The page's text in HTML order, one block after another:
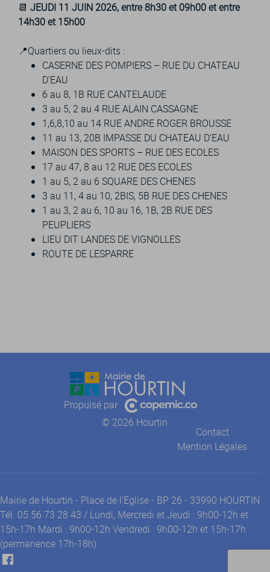
📆 JEUDI 11 JUIN 2026,entre 8h30 et 09h00 et entre
14h30 et 15h00
📍Quartiers ou lieux-dits :
CASERNE DES POMPIERS – RUE DU CHATEAU
D’EAU
6 au 8, 1B RUE CANTELAUDE
3 au 5, 2 au 4 RUE ALAIN CASSAGNE
1,6,8,10 au 14 RUE ANDRE ROGER BROUSSE
11 au 13, 20B IMPASSE DU CHATEAU D’EAU
MAISON DES SPORTS – RUE DES ECOLES
17 au 47, 8 au 12 RUE DES ECOLES
1 au 5, 2 au 6 SQUARE DES CHENES
3 au 11, 4 au 10, 2BIS, 5B RUE DES CHENES
1 au 3, 2 au 6, 10 au 16, 1B, 2B RUE DES
PEUPLIERS
LIEU DIT LANDES DE VIGNOLLES
ROUTE DE LESPARRE
Propulsé par
© 2026 Hourtin
Contact
Mention Légales
Mairie de Hourtin - Place de l'Eglise - BP 26 - 33990 HOURTIN
Tél. 05 56 73 28 43 / Lundi, Mercredi et Jeudi : 9h00-12h et
15h-17h Mardi : 9h00-12h Vendredi : 9h00-12h et 15h-17h
(permanence 17h-18h)